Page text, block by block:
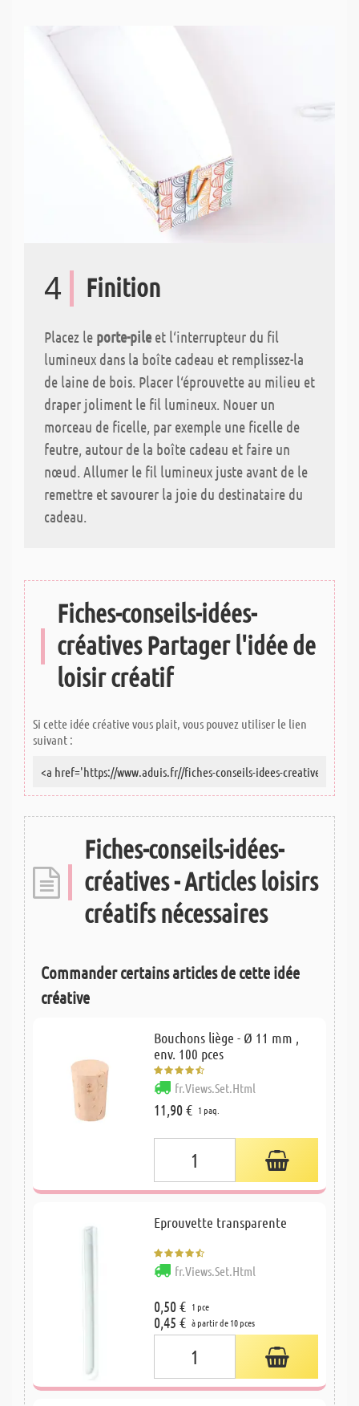
4 Finition
Placez le porte-pile et l‘interrupteur du fil
lumineux dans la boîte cadeau et remplissez-la
de laine de bois. Placer l‘éprouvette au milieu et
draper joliment le fil lumineux. Nouer un
morceau de ficelle, par exemple une ficelle de
feutre, autour de la boîte cadeau et faire un
nœud. Allumer le fil lumineux juste avant de le
remettre et savourer la joie du destinataire du
cadeau.
Fiches-conseils-idées-
créatives Partager l'idée de
loisir créatif
Si cette idée créative vous plait, vous pouvez utiliser le lien
suivant :
Fiches-conseils-idées-
créatives - Articles loisirs
créatifs nécessaires
Commander certains articles de cette idée
créative
Bouchons liège - Ø 11 mm ,
env. 100 pces
fr.Views.Set.Html
11,90 € 1 paq.
Eprouvette transparente
fr.Views.Set.Html
0,50 € 1 pce
0,45 € à partir de 10 pces